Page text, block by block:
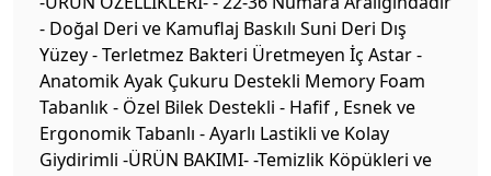
- Doğal Deri ve Kamuflaj Baskılı Suni Deri Dış
Yüzey - Terletmez Bakteri Üretmeyen İç Astar -
Anatomik Ayak Çukuru Destekli Memory Foam
Tabanlık - Özel Bilek Destekli - Hafif , Esnek ve
Ergonomik Tabanlı - Ayarlı Lastikli ve Kolay
Giydirimli -ÜRÜN BAKIMI- -Temizlik Köpükleri ve